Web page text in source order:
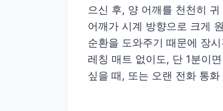
으신 후, 양 어깨를 천천히
어깨가 시계 방향으로 크게
순환을 도와주기 때문에 장
레칭 매트 없이도, 단 1분이
싶을 때, 또는 오랜 전화 통